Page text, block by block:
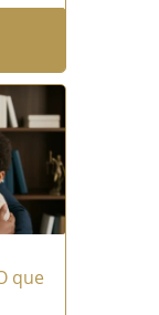
que